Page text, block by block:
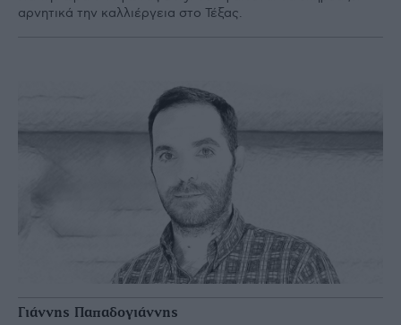
αρνητικά την καλλιέργεια στο Τέξας.
Γιάννης Παπαδογιάννης